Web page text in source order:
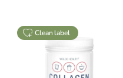
clean label